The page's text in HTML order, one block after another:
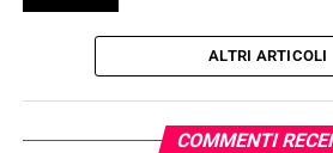
ALTRI ARTICOLI
COMMENTI